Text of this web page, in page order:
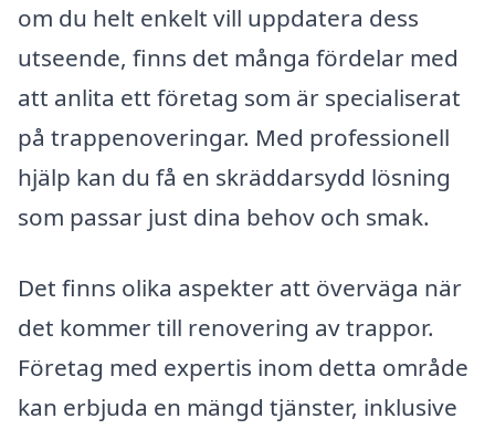
om du helt enkelt vill uppdatera dess
utseende, finns det många fördelar med
att anlita ett företag som är specialiserat
på trappenoveringar. Med professionell
hjälp kan du få en skräddarsydd lösning
som passar just dina behov och smak.
Det finns olika aspekter att överväga när
det kommer till renovering av trappor.
Företag med expertis inom detta område
kan erbjuda en mängd tjänster, inklusive